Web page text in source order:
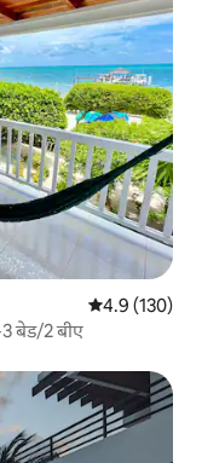
औसत रेटिंग 5 में
4.9 (130)
बेड/2 बीए